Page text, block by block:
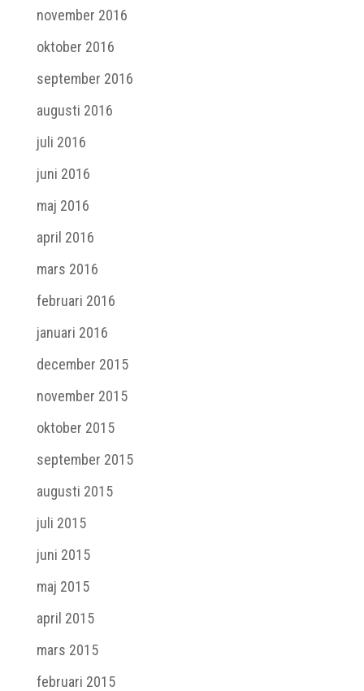
november 2016
oktober 2016
september 2016
augusti 2016
juli 2016
juni 2016
maj 2016
april 2016
mars 2016
februari 2016
januari 2016
december 2015
november 2015
oktober 2015
september 2015
augusti 2015
juli 2015
juni 2015
maj 2015
april 2015
mars 2015
februari 2015